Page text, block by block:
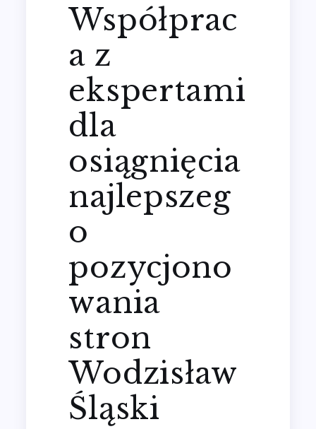
Współprac
a z
ekspertami
dla
osiągnięcia
najlepszeg
o
pozycjono
wania
stron
Wodzisław
Śląski